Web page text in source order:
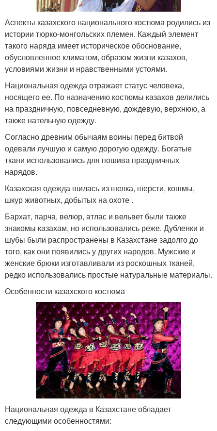
Аспекты казахского национального костюма родились из
истории тюрко-монгольских племен. Каждый элемент
такого наряда имеет историческое обоснование,
обусловленное климатом, образом жизни казахов,
условиями жизни и нравственными устоями.
Национальная одежда отражает статус человека,
носящего ее. По назначению костюмы казахов делились
на праздничную, повседневную, дождевую, верхнюю, а
также нательную одежду.
Согласно древним обычаям воины перед битвой
одевали лучшую и самую дорогую одежду. Богатые
ткани использовались для пошива праздничных
нарядов.
Казахская одежда шилась из шелка, шерсти, кошмы,
шкур животных, добытых на охоте .
Бархат, парча, велюр, атлас и вельвет были также
знакомы казахам, но использовались реже. Дубленки и
шубы были распространены в Казахстане задолго до
того, как они появились у других народов. Мужские и
женские брюки изготавливали из роскошных тканей,
редко использовались простые натуральные материалы.
Особенности казахского костюма
Национальная одежда в Казахстане обладает
следующими особенностями: